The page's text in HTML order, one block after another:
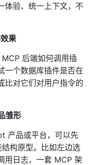
体验、统一上下文，不
果
后端如何调用插
一个数据库插件是否在
比对它们对用户指令的
雏形
产品或平台，可以先
构原型。比如左边选
用日志，一套 MCP 架